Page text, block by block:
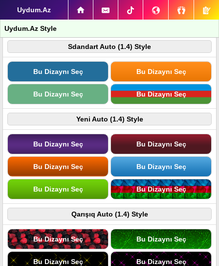
Uydum.Az
Uydum.Az Style
Sdandart Auto (1.4) Style
Bu Dizaynı Seç Bu Dizaynı Seç
Bu Dizaynı Seç Bu Dizaynı Seç
Yeni Auto (1.4) Style
Bu Dizaynı Seç Bu Dizaynı Seç
Bu Dizaynı Seç Bu Dizaynı Seç
Bu Dizaynı Seç Bu Dizaynı Seç
Qarışıq Auto (1.4) Style
Bu Dizaynı Seç Bu Dizaynı Seç
Bu Dizaynı Seç Bu Dizaynı Seç